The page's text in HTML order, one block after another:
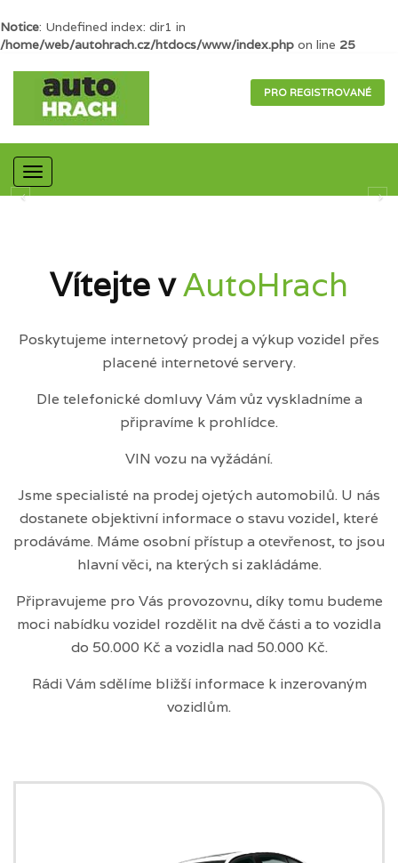
Notice: Undefined index: dir1 in
/home/web/autohrach.cz/htdocs/www/index.php on line 25
PRO REGISTROVANÉ
Mobilní
navigace
Vítejte vAutoHrach
Poskytujeme internetový prodej a výkup vozidel přes
placené internetové servery.
Dle telefonické domluvy Vám vůz vyskladníme a
připravíme k prohlídce.
VIN vozu na vyžádání.
Jsme specialisté na prodej ojetých automobilů. U nás
dostanete objektivní informace o stavu vozidel, které
prodáváme. Máme osobní přístup a otevřenost, to jsou
hlavní věci, na kterých si zakládáme.
Připravujeme pro Vás provozovnu, díky tomu budeme
moci nabídku vozidel rozdělit na dvě části a to vozidla
do 50.000 Kč a vozidla nad 50.000 Kč.
Rádi Vám sdělíme bližší informace k inzerovaným
vozidlům.